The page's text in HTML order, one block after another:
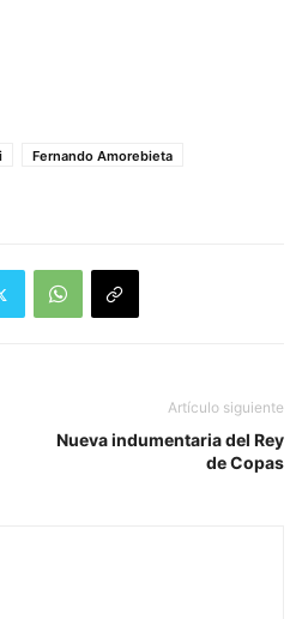
Fernando Amorebieta
Artículo siguiente
Nueva indumentaria del Rey
de Copas